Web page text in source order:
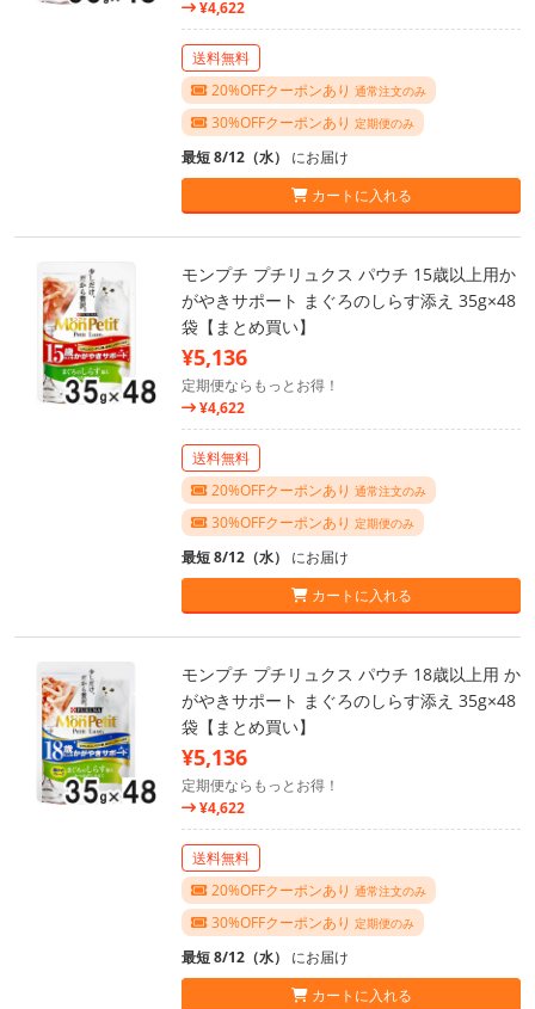
¥4,622
送料無料
20%OFFクーポンあり 通常注文のみ
30%OFFクーポンあり 定期便のみ
最短 8/12（水） にお届け
カートに入れる
モンプチ プチリュクス パウチ 15歳以上用か
がやきサポート まぐろのしらす添え 35g×48
袋【まとめ買い】
¥5,136
定期便ならもっとお得！
¥4,622
送料無料
20%OFFクーポンあり 通常注文のみ
30%OFFクーポンあり 定期便のみ
最短 8/12（水） にお届け
カートに入れる
モンプチ プチリュクス パウチ 18歳以上用 か
がやきサポート まぐろのしらす添え 35g×48
袋【まとめ買い】
¥5,136
定期便ならもっとお得！
¥4,622
送料無料
20%OFFクーポンあり 通常注文のみ
30%OFFクーポンあり 定期便のみ
最短 8/12（水） にお届け
カートに入れる